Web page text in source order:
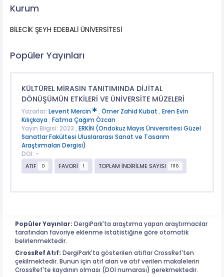
Kurum
BİLECİK ŞEYH EDEBALİ ÜNİVERSİTESİ
Popüler Yayınları
KÜLTÜREL MİRASIN TANITIMINDA DİJİTAL
DÖNÜŞÜMÜN ETKİLERİ VE ÜNİVERSİTE MÜZELERİ
Yazarlar: Levent Mercin , Ömer Zahid Kubat , Eren Evin
Kılıçkaya , Fatma Çağım Özcan
Yayın Bilgisi: 2023 , ERKİN (Ondokuz Mayıs Üniversitesi Güzel
Sanatlar Fakültesi Uluslararası Sanat ve Tasarım
Araştırmaları Dergisi)
DOI: -
ATIF
0 FAVORİ 1 TOPLAM İNDİRİLME SAYISI 1116
Popüler Yayınlar: DergiPark'ta araştırma yapan araştırmacılar
tarafından favoriye eklenme istatistiğine göre otomatik
belirlenmektedir.
CrossRef Atıf: DergiPark'ta gösterilen atıflar CrossRef'ten
çekilmektedir. Bunun için atıf alan ve atıf verilen makalelerin
CrossRef'te kaydının olması (DOI numarası) gerekmektedir.